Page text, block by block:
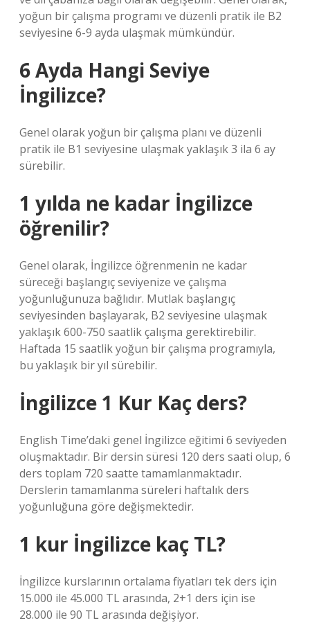
yoğun bir çalışma programı ve düzenli pratik ile B2
seviyesine 6-9 ayda ulaşmak mümkündür.
6 Ayda Hangi Seviye
İngilizce?
Genel olarak yoğun bir çalışma planı ve düzenli
pratik ile B1 seviyesine ulaşmak yaklaşık 3 ila 6 ay
sürebilir.
1 yılda ne kadar İngilizce
öğrenilir?
Genel olarak, İngilizce öğrenmenin ne kadar
süreceği başlangıç ​​seviyenize ve çalışma
yoğunluğunuza bağlıdır. Mutlak başlangıç ​​
seviyesinden başlayarak, B2 seviyesine ulaşmak
yaklaşık 600-750 saatlik çalışma gerektirebilir.
Haftada 15 saatlik yoğun bir çalışma programıyla,
bu yaklaşık bir yıl sürebilir.
İngilizce 1 Kur Kaç ders?
English Time’daki genel İngilizce eğitimi 6 seviyeden
oluşmaktadır. Bir dersin süresi 120 ders saati olup, 6
ders toplam 720 saatte tamamlanmaktadır.
Derslerin tamamlanma süreleri haftalık ders
yoğunluğuna göre değişmektedir.
1 kur İngilizce kaç TL?
İngilizce kurslarının ortalama fiyatları tek ders için
15.000 ile 45.000 TL arasında, 2+1 ders için ise
28.000 ile 90 TL arasında değişiyor.